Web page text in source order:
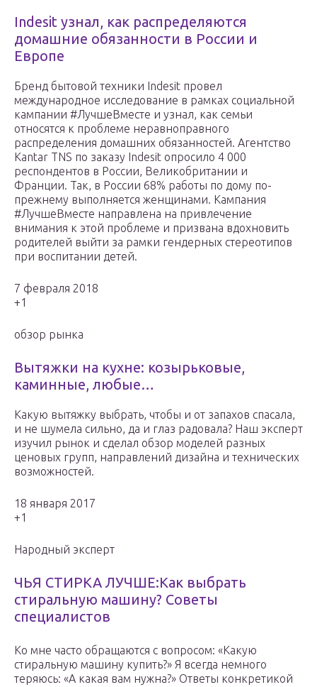
Indesit узнал, как распределяются
домашние обязанности в России и
Европе
Бренд бытовой техники Indesit провел
международное исследование в рамках социальной
кампании #ЛучшеВместе и узнал, как семьи
относятся к проблеме неравноправного
распределения домашних обязанностей. Агентство
Kantar TNS по заказу Indesit опросило 4 000
респондентов в России, Великобритании и
Франции. Так, в России 68% работы по дому по-
прежнему выполняется женщинами. Кампания
#ЛучшеВместе направлена на привлечение
внимания к этой проблеме и призвана вдохновить
родителей выйти за рамки гендерных стереотипов
при воспитании детей.
7 февраля 2018
+1
обзор рынка
Вытяжки на кухне: козырьковые,
каминные, любые…
Какую вытяжку выбрать, чтобы и от запахов спасала,
и не шумела сильно, да и глаз радовала? Наш эксперт
изучил рынок и сделал обзор моделей разных
ценовых групп, направлений дизайна и технических
возможностей.
18 января 2017
+1
Народный эксперт
ЧЬЯ СТИРКА ЛУЧШЕ:Как выбрать
стиральную машину? Советы
специалистов
Ко мне часто обращаются с вопросом: «Какую
стиральную машину купить?» Я всегда немного
теряюсь: «А какая вам нужна?» Ответы конкретикой